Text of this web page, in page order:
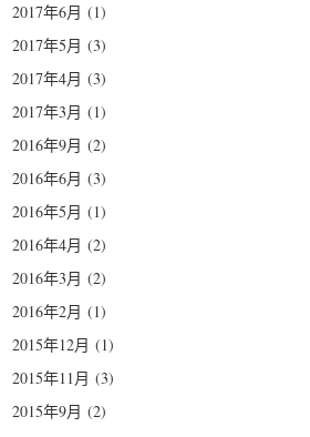
2017年6月 (1)
2017年5月 (3)
2017年4月 (3)
2017年3月 (1)
2016年9月 (2)
2016年6月 (3)
2016年5月 (1)
2016年4月 (2)
2016年3月 (2)
2016年2月 (1)
2015年12月 (1)
2015年11月 (3)
2015年9月 (2)